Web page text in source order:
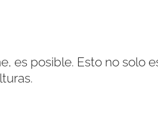
es posible. Esto no solo